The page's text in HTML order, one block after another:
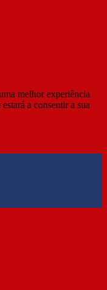
melhor experiência
a consentir a sua